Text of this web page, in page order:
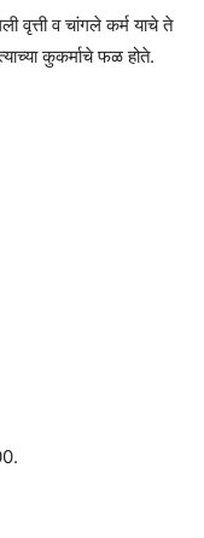
वृत्ती व चांगले कर्म याचे ते
कुकर्माचे फळ होते.